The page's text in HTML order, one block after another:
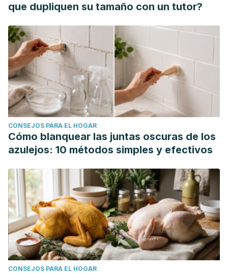
que dupliquen su tamaño con un tutor?
CONSEJOS PARA EL HOGAR
Cómo blanquear las juntas oscuras de los
azulejos: 10 métodos simples y efectivos
CONSEJOS PARA EL HOGAR